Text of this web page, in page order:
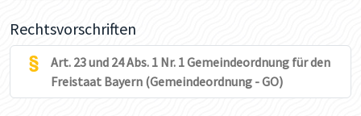
Rechtsvorschriften
Art. 23 und 24 Abs. 1 Nr. 1 Gemeindeordnung für den
Freistaat Bayern (Gemeindeordnung - GO)